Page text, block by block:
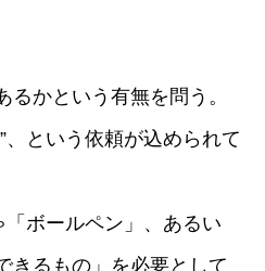
るかという有無を問う。
、という依頼が込められて
「ボールペン」、あるい
きるもの」を必要として